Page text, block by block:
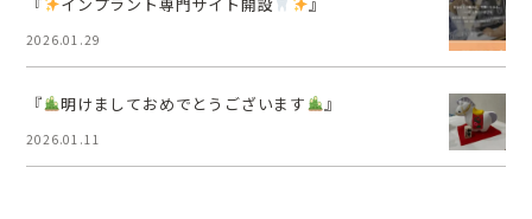
2026.01.29
『 明けましておめでとうございます 』
2026.01.11